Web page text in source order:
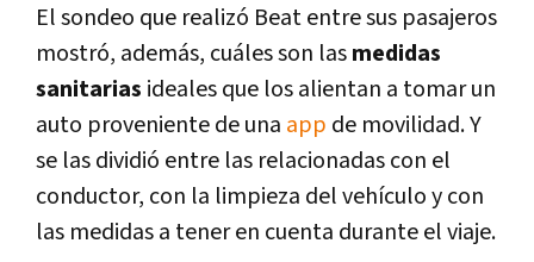
El sondeo que realizó Beat entre sus pasajeros
mostró, además, cuáles son lasmedidas
sanitarias ideales que los alientan a tomar un
auto proveniente de una app de movilidad. Y
se las dividió entre las relacionadas con el
conductor, con la limpieza del vehículo y con
las medidas a tener en cuenta durante el viaje.